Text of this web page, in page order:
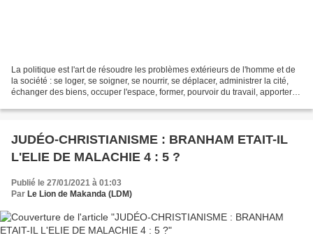
La politique est l'art de résoudre les problèmes extérieurs de l'homme et de
la société : se loger, se soigner, se nourrir, se déplacer, administrer la cité,
échanger des biens, occuper l'espace, former, pourvoir du travail, apporter
JUDÉO-CHRISTIANISME : BRANHAM ETAIT-IL
L'ELIE DE MALACHIE 4 : 5 ?
Publié le 27/01/2021 à 01:03
Par Le Lion de Makanda (LDM)